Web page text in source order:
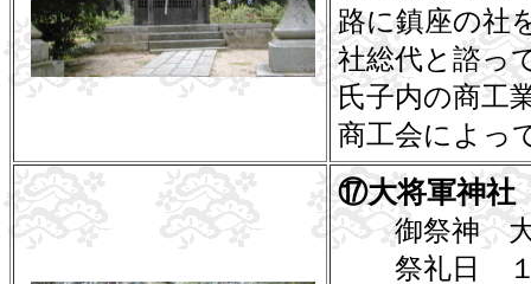
路に鎮座の社
社総代と諮っ
氏子内の商工
商工会によっ
⑰大将軍神社
御祭神 大
祭礼日 １